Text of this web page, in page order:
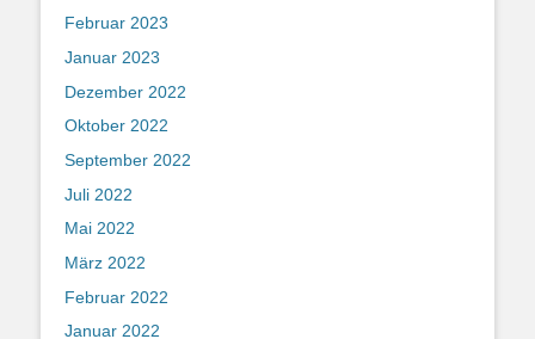
Februar 2023
Januar 2023
Dezember 2022
Oktober 2022
September 2022
Juli 2022
Mai 2022
März 2022
Februar 2022
Januar 2022